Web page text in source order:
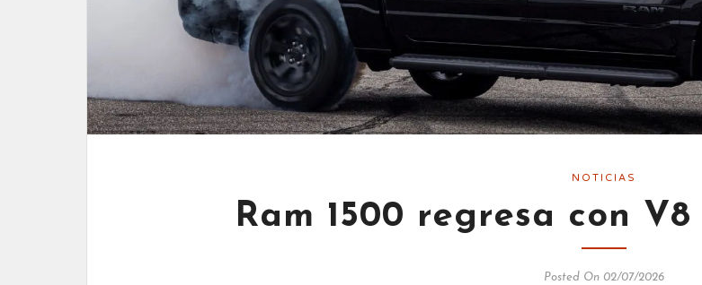
NOTICIAS
Ram 1500 regresa con
Posted On 02/07/2026